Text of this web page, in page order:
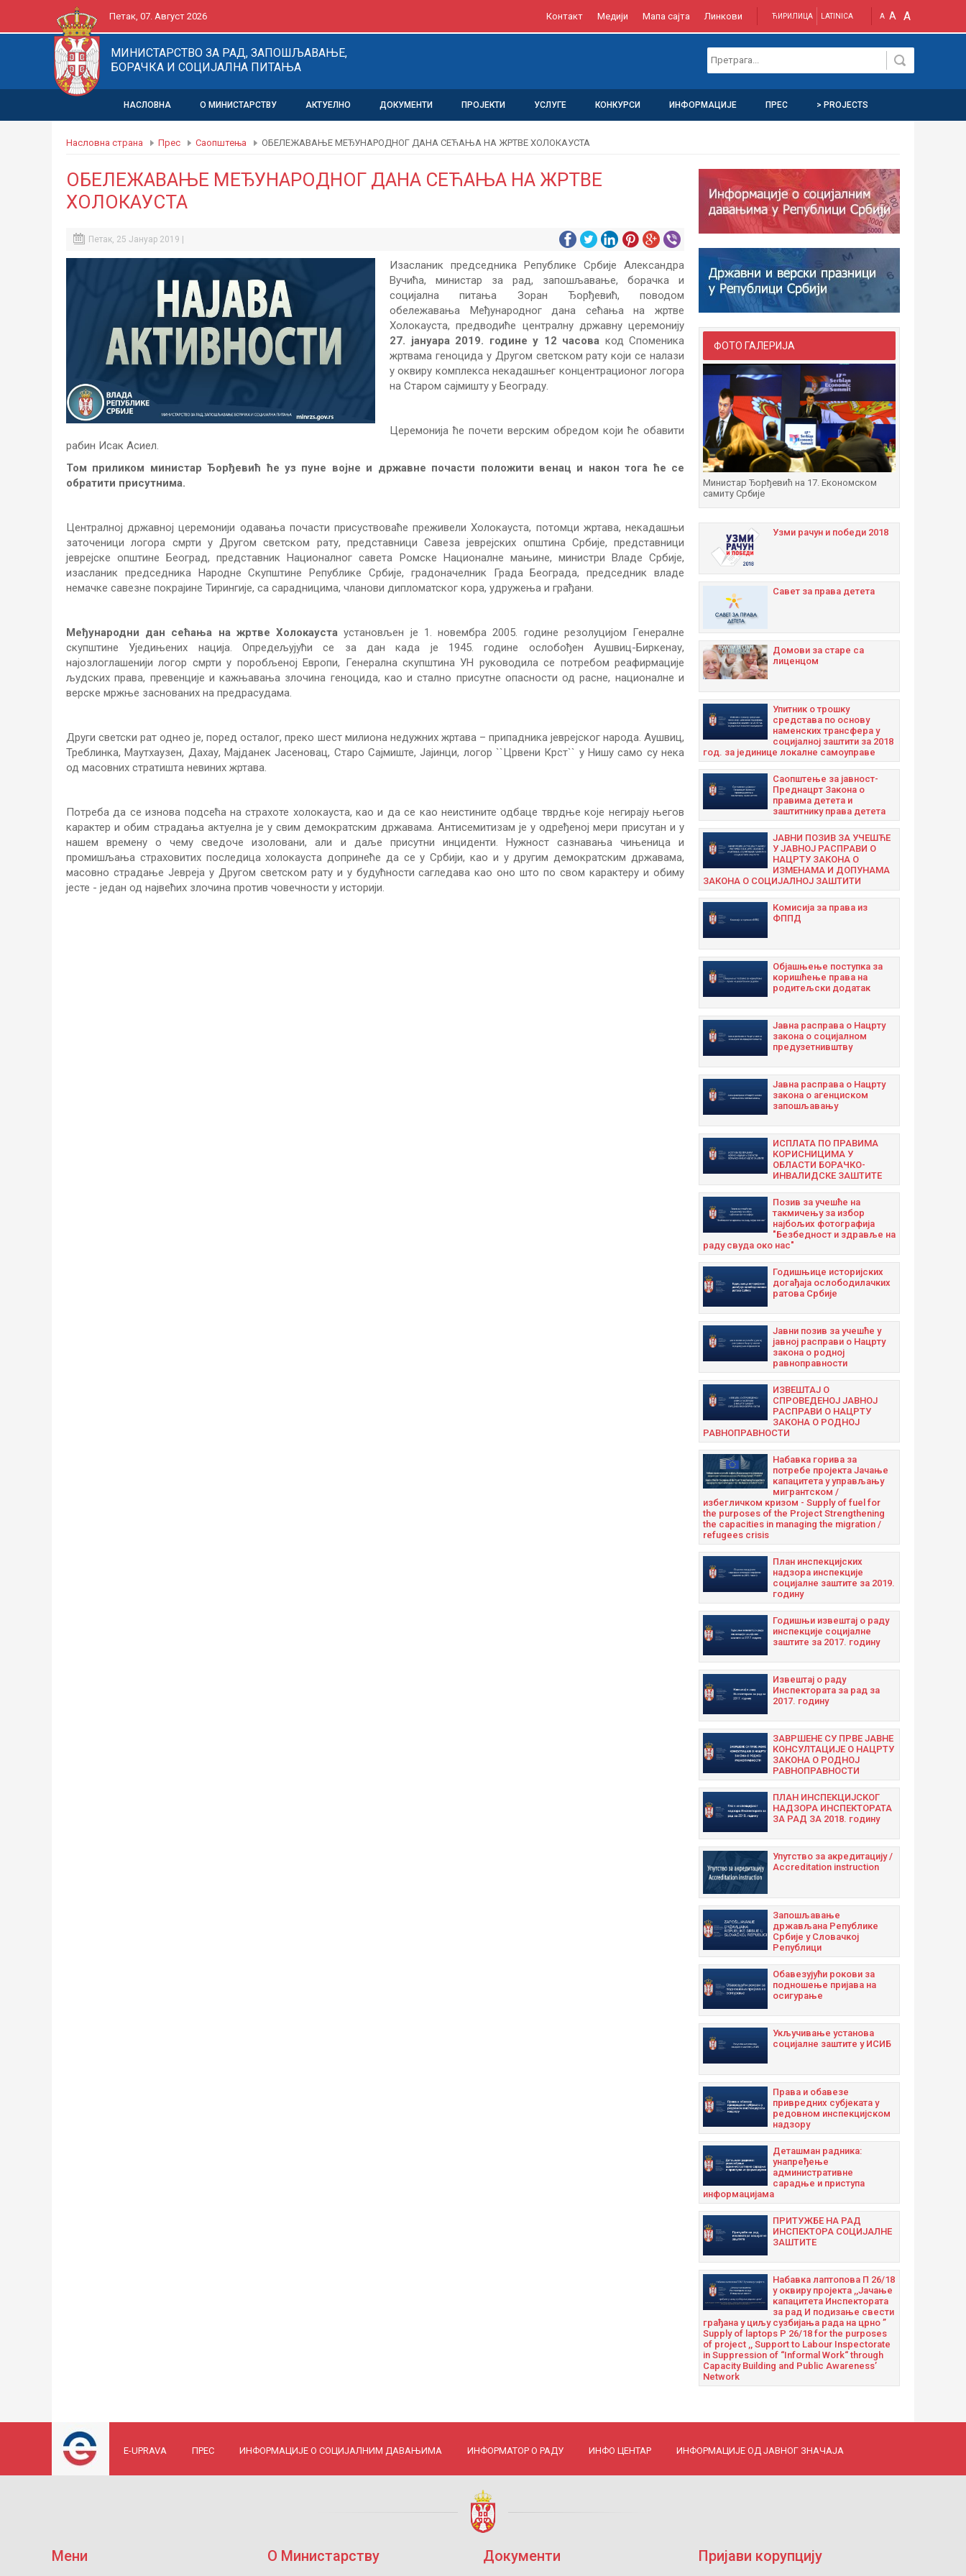
Петак, 07. Август 2026 ЋИРИЛИЦА LATINICA A A A
Контакт Медији Мапа сајта Линкови
МИНИСТАРСТВО ЗА РАД, ЗАПОШЉАВАЊЕ,
БОРАЧКА И СОЦИЈАЛНА ПИТАЊА
НАСЛОВНА О МИНИСТАРСТВУ АКТУЕЛНО ДОКУМЕНТИ ПРОЈЕКТИ УСЛУГЕ КОНКУРСИ ИНФОРМАЦИЈЕ ПРЕС > PROJECTS
Насловна страна Прес Саопштења ОБЕЛЕЖАВАЊЕ МЕЂУНАРОДНОГ ДАНА СЕЋАЊА НА ЖРТВЕ ХОЛОКАУСТА
ОБЕЛЕЖАВАЊЕ МЕЂУНАРОДНОГ ДАНА СЕЋАЊА НА ЖРТВЕ
ХОЛОКАУСТА
Петак, 25 Јануар 2019 |
Изасланик председника Републике Србије Александра
Вучића, министар за рад, запошљавање, борачка и
социјална питања Зоран Ђорђевић, поводом
обележавања Међународног дана сећања на жртве
Холокауста, предводиће централну државну церемонију
27. јануара 2019. године у 12 часова код Споменика
жртвама геноцида у Другом светском рату који се налази
у оквиру комплекса некадашњег концентрационог логора
на Старом сајмишту у Београду.
Церемонија ће почети верским обредом који ће обавити
рабин Исак Асиел.
Том приликом министар Ђорђевић ће уз пуне војне и државне почасти положити венац и након тога ће се
обратити присутнима.
Централној државној церемонији одавања почасти присуствоваће преживели Холокауста, потомци жртава, некадашњи
заточеници логора смрти у Другом светском рату, представници Савеза јеврејских општина Србије, представници
јеврејске општине Београд, представник Националног савета Ромске Националне мањине, министри Владе Србије,
изасланик председника Народне Скупштине Републике Србије, градоначелник Града Београда, председник владе
немачке савезне покрајине Тирингије, са сарадницима, чланови дипломатског кора, удружења и грађани.
Међународни дан сећања на жртве Холокауста установљен је 1. новембра 2005. године резолуцијом Генералне
скупштине Уједињених нација. Опредељујући се за дан када је 1945. године ослобођен Аушвиц-Биркенау,
најозлоглашенији логор смрти у поробљеној Европи, Генерална скупштина УН руководила се потребом реафирмације
људских права, превенције и кажњавања злочина геноцида, као и стално присутне опасности од расне, националне и
верске мржње заснованих на предрасудама.
Други светски рат однео је, поред осталог, преко шест милиона недужних жртава – припадника јеврејског народа. Аушвиц,
Треблинка, Маутхаузен, Дахау, Мајданек Јасеновац, Старо Сајмиште, Јајинци, логор ``Црвени Крст`` у Нишу само су нека
од масовних стратишта невиних жртава.
Потреба да се изнова подсећа на страхоте холокауста, као и да се као неистините одбаце тврдње које негирају његов
карактер и обим страдања актуелна је у свим демократским државама. Антисемитизам је у одређеној мери присутан и у
нашем времену о чему сведоче изоловани, али и даље присутни инциденти. Нужност сазнавања чињеница и
промишљања страховитих последица холокауста допринеће да се у Србији, као и у другим демократским државама,
масовно страдање Јевреја у Другом светском рату и у будућности сагледава као оно што по свом карактеру и обиму
јесте - један од највећих злочина против човечности у историји.
ФОТО ГАЛЕРИЈА
Министар Ђорђевић на 17. Економском
самиту Србије
Узми рачун и побeди 2018
Савет за права детета
Домови за старе са
лиценцом
Упитник о трошку
средстава по основу
наменских трансфера у
социјалној заштити за 2018
год. за јединице локалне самоуправе
Саопштење за јавност-
Преднацрт Закона о
правима детета и
заштитнику права детета
ЈАВНИ ПОЗИВ ЗА УЧЕШЋЕ
У ЈАВНОЈ РАСПРАВИ О
НАЦРТУ ЗАКОНА О
ИЗМЕНАМА И ДОПУНАМА
ЗАКОНА О СОЦИЈАЛНОЈ ЗАШТИТИ
Комисија за права из
ФППД
Објашњење поступка за
коришћење права на
родитељски додатак
Јавна расправа о Нацрту
закона о социјалном
предузетнивштву
Јавна расправа о Нацрту
закона о агенциском
запошљавању
ИСПЛАТА ПО ПРАВИМА
КОРИСНИЦИМА У
ОБЛАСТИ БОРАЧКО-
ИНВАЛИДСКЕ ЗАШТИТЕ
Позив за учешће на
такмичењу за избор
најбољих фотографија
"Безбедност и здравље на
раду свуда око нас"
Годишњицe историјских
догађаја ослободилачких
ратова Србије
Јавни позив за учешће у
јавној расправи о Нацрту
закона о родној
равноправности
ИЗВЕШТАЈ О
СПРОВЕДЕНОЈ ЈАВНОЈ
РАСПРАВИ О НАЦРТУ
ЗАКОНА О РОДНОЈ
РАВНОПРАВНОСТИ
Набавка горива за
потребе пројекта Јачање
капацитета у управљању
мигрантском /
избегличком кризом - Supply of fuel for
the purposes of the Project Strengthening
the capacities in managing the migration /
refugees crisis
План инспекцијских
надзора инспекције
социјалне заштите за 2019.
годину
Годишњи извештај о раду
инспекције социјалне
заштите за 2017. годину
Извештај о раду
Инспектората за рад за
2017. годину
ЗАВРШЕНЕ СУ ПРВЕ ЈАВНЕ
КОНСУЛТАЦИЈЕ О НАЦРТУ
ЗАКОНА О РОДНОЈ
РАВНОПРАВНОСТИ
ПЛАН ИНСПЕКЦИЈСКОГ
НАДЗОРА ИНСПЕКТОРАТА
ЗА РАД ЗА 2018. годину
Упутство за акредитацију /
Accreditation instruction
Запошљавање
држављана Републике
Србије у Словачкој
Републици
Oбавезујући рокови за
подношење пријава на
осигурање
Укључивање установа
социјалне заштите у ИСИБ
Права и обавезе
привредних субјеката у
редовном инспекцијском
надзору
Дeташман радника:
унапрeђeњe
административнe
сарадњe и приступа
информацијама
ПРИТУЖБЕ НА РАД
ИНСПЕКТОРА СОЦИЈАЛНЕ
ЗАШТИТЕ
Набавка лаптопова П 26/18
у оквиру пројекта ,,Јачање
капацитета Инспектората
за рад И подизање свести
грађана у циљу сузбијања рада на црно ”
Supply of laptops P 26/18 for the purposes
of project ,, Support to Labour Inspectorate
in Suppression of “Informal Work“ through
Capacity Building and Public Awareness’
Network
E-UPRAVA ПРЕС ИНФОРМАЦИЈЕ О СОЦИЈАЛНИМ ДАВАЊИМА ИНФОРМАТОР О РАДУ ИНФО ЦЕНТАР ИНФОРМАЦИЈЕ ОД ЈАВНОГ ЗНАЧАЈА
Мени О Министарству Документи Пријави корупцију